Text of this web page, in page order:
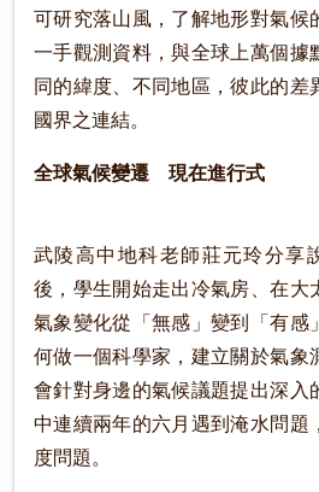
可研究落山風，了解地形對氣候
一手觀測資料，與全球上萬個據
同的緯度、不同地區，彼此的差
國界之連結。
全球氣候變遷 現在進行式
武陵高中地科老師莊元玲分享
後，學生開始走出冷氣房、在大
氣象變化從「無感」變到「有感
何做一個科學家，建立關於氣象
會針對身邊的氣候議題提出深入
中連續兩年的六月遇到淹水問題
度問題。